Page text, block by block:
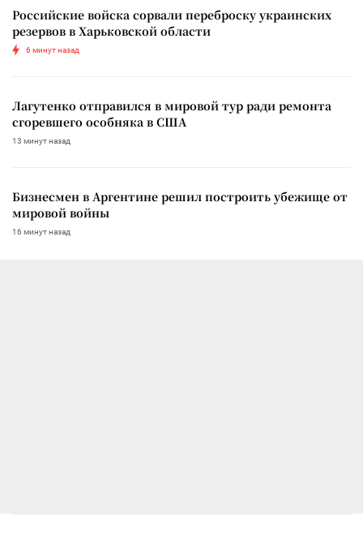
Российские войска сорвали переброску украинских
резервов в Харьковской области
6 минут назад
Лагутенко отправился в мировой тур ради ремонта
сгоревшего особняка в США
13 минут назад
Бизнесмен в Аргентине решил построить убежище от
мировой войны
16 минут назад